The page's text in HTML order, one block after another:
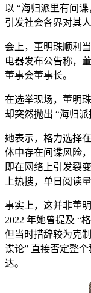
以 “海归派里有间
引发社会各界对其
会上，董明珠顺利
电器发布公告称，
董事会董事长。
在选举现场，董明
却突然抛出 “海归派
她表示，格力选择
体中存在间谍风险
即在网络上引发裂
上热搜，单日阅读
事实上，这并非董
2022 年她曾提及 “
但当时措辞较为克
谍论” 直接否定整
达。